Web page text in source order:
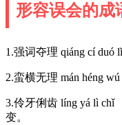
形容误会的成
1.强词夺理 qiáng cí duó
2.蛮横无理 mán héng
3.伶牙俐齿 líng yá lì chǐ
变。